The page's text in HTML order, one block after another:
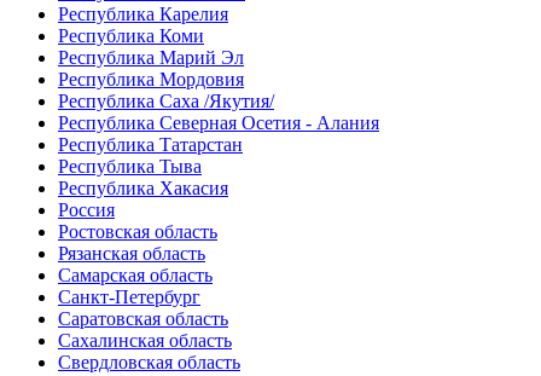
Республика Карелия
Республика Коми
Республика Марий Эл
Республика Мордовия
Республика Саха /Якутия/
Республика Северная Осетия - Алания
Республика Татарстан
Республика Тыва
Республика Хакасия
Россия
Ростовская область
Рязанская область
Самарская область
Санкт-Петербург
Саратовская область
Сахалинская область
Свердловская область